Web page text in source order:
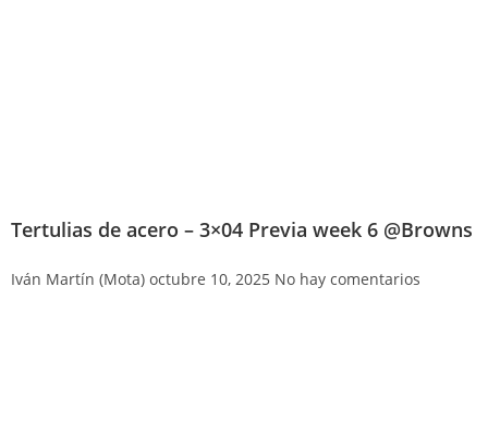
Tertulias de acero – 3×04 Previa week 6 @Browns
Iván Martín (Mota) octubre 10, 2025 No hay comentarios